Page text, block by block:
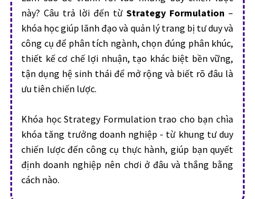
này? Câu trả lời đến từStrategy Formulation –
khóa học giúp lãnh đạo và quản lý trang bị tư duy và
công cụ để phân tích ngành, chọn đúng phân khúc,
thiết kế cơ chế lợi nhuận, tạo khác biệt bền vững,
tận dụng hệ sinh thái để mở rộng và biết rõ đâu là
ưu tiên chiến lược.
Khóa học Strategy Formulation trao cho bạn chìa
khóa tăng trưởng doanh nghiệp - từ khung tư duy
chiến lược đến công cụ thực hành, giúp bạn quyết
định doanh nghiệp nên chơi ở đâu và thắng bằng
cách nào.